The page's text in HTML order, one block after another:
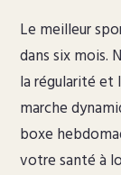
Le meilleur
dans six mois.
la régularité et
marche
boxe
votre santé à